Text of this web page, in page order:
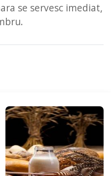
se servesc imediat,